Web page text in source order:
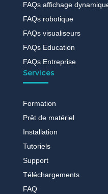
FAQs affichage
FAQs robotique
FAQs visualiseurs
FAQs Education
FAQs Entreprise
Services
Formation
Prêt de matériel
Installation
Tutoriels
Support
Téléchargements
FAQ